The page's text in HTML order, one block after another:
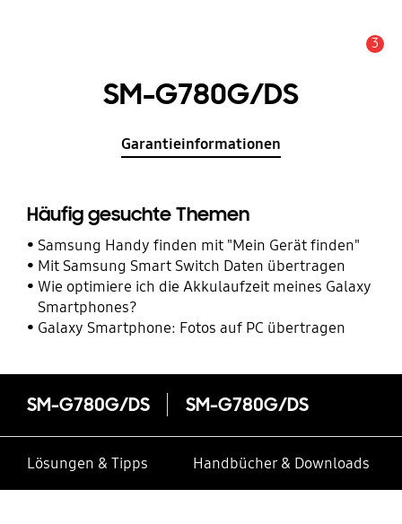
3
SM-G780G/DS
Garantieinformationen
Häufig gesuchte Themen
Samsung Handy finden mit "Mein Gerät finden"
Mit Samsung Smart Switch Daten übertragen
Wie optimiere ich die Akkulaufzeit meines Galaxy
Smartphones?
Galaxy Smartphone: Fotos auf PC übertragen
SM-G780G/DS SM-G780G/DS
Lösungen & Tipps Handbücher & Downloads